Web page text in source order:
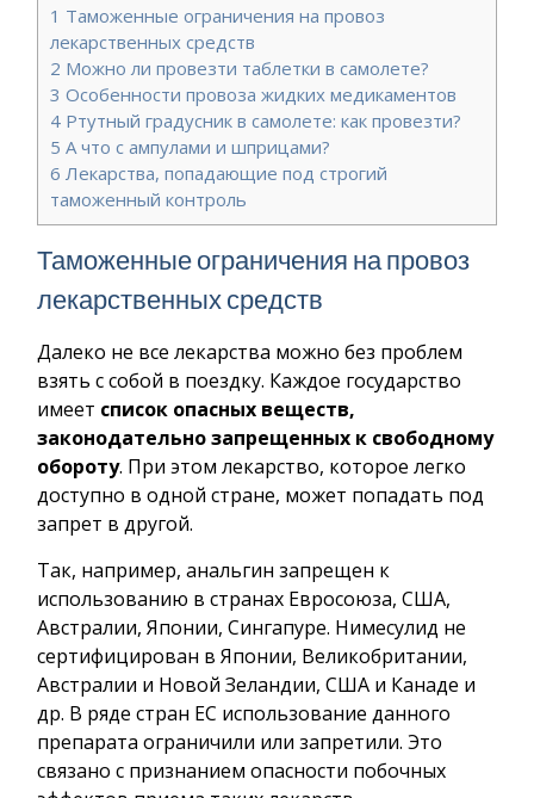
1 Таможенные ограничения на провоз
лекарственных средств
2 Можно ли провезти таблетки в самолете?
3 Особенности провоза жидких медикаментов
4Ртутный градусник в самолете: как провезти?
5 А что с ампулами и шприцами?
6 Лекарства, попадающие под строгий
таможенный контроль
Таможенные ограничения на провоз
лекарственных средств
Далеко не все лекарства можно без проблем
взять с собой в поездку. Каждое государство
имеет список опасных веществ,
законодательно запрещенных к свободному
обороту. При этом лекарство, которое легко
доступно в одной стране, может попадать под
запрет в другой.
Так, например, анальгин запрещен к
использованию в странах Евросоюза, США,
Австралии, Японии, Сингапуре. Нимесулид не
сертифицирован в Японии, Великобритании,
Австралии и Новой Зеландии, США и Канаде и
др. В ряде стран ЕС использование данного
препарата ограничили или запретили. Это
связано с признанием опасности побочных